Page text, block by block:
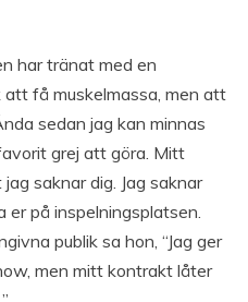
har tränat med en
få muskelmassa, men att
sedan jag kan minnas
grej att göra. Mitt
saknar dig. Jag saknar
er på inspelningsplatsen.
publik sa hon, “Jag ger
men mitt kontrakt låter